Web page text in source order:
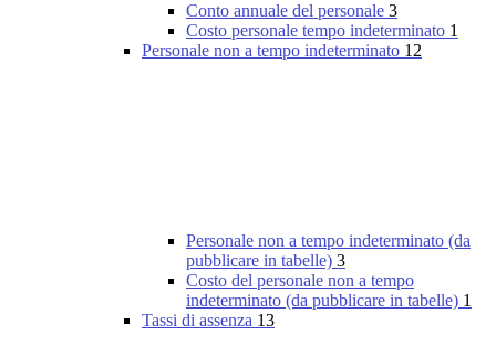
Conto annuale del personale 3
Costo personale tempo indeterminato 1
Personale non a tempo indeterminato 12
Personale non a tempo indeterminato (da
pubblicare in tabelle) 3
Costo del personale non a tempo
indeterminato (da pubblicare in tabelle) 1
Tassi di assenza 13